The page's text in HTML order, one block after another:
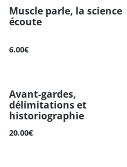
Muscle parle, la science
écoute
6.00€
Avant-gardes,
délimitations et
historiographie
20.00€